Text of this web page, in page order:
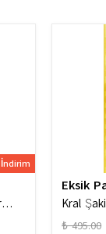
Eksik
Kral Şakir - 10 On
Ciltli
₺ 495.00